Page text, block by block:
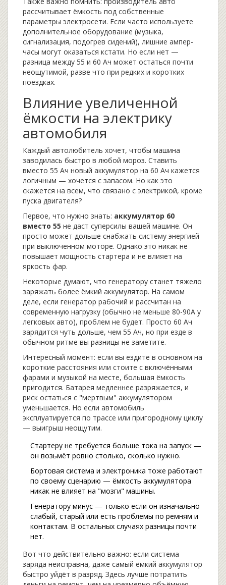
рассчитывает ёмкость под собственные
параметры электросети. Если часто используете
дополнительное оборудование (музыка,
сигнализация, подогрев сидений), лишние ампер-
часы могут оказаться кстати. Но если нет —
разница между 55 и 60 Ач может остаться почти
неощутимой, разве что при редких и коротких
поездках.
Влияние увеличенной
ёмкости на электрику
автомобиля
Каждый автолюбитель хочет, чтобы машина
заводилась быстро в любой мороз. Ставить
вместо 55 Ач новый аккумулятор на 60 Ач кажется
логичным — хочется с запасом. Но как это
скажется на всем, что связано с электрикой, кроме
пуска двигателя?
Первое, что нужно знать: аккумулятор 60
вместо 55 не даст суперсилы вашей машине. Он
просто может дольше снабжать систему энергией
при выключенном моторе. Однако это никак не
повышает мощность стартера и не влияет на
яркость фар.
Некоторые думают, что генератору станет тяжело
заряжать более ёмкий аккумулятор. На самом
деле, если генератор рабочий и рассчитан на
современную нагрузку (обычно не меньше 80-90А у
легковых авто), проблем не будет. Просто 60 Ач
зарядится чуть дольше, чем 55 Ач, но при езде в
обычном ритме вы разницы не заметите.
Интересный момент: если вы ездите в основном на
короткие расстояния или стоите с включёнными
фарами и музыкой на месте, большая ёмкость
пригодится. Батарея медленнее разряжается, и
риск остаться с "мертвым" аккумулятором
уменьшается. Но если автомобиль
эксплуатируется по трассе или пригородному циклу
— выигрыш неощутим.
Стартеру не требуется больше тока на запуск —
он возьмёт ровно столько, сколько нужно.
Бортовая система и электроника тоже работают
по своему сценарию — ёмкость аккумулятора
никак не влияет на "мозги" машины.
Генератору минус — только если он изначально
слабый, старый или есть проблемы по ремням и
контактам. В остальных случаях разницы почти
нет.
Вот что действительно важно: если система
заряда неисправна, даже самый ёмкий аккумулятор
быстро уйдёт в разряд. Здесь лучше потратить